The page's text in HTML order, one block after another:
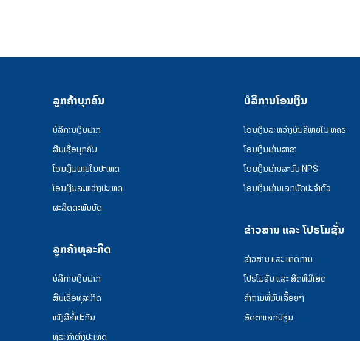
ລູກຄ້າບຸກຄົນ
ບໍລິການເງິນຝາກ
ສີນເຊື່ອບຸກຄົນ
ໂອນເງິນພາຍໃນປະເທດ
ໂອນເງິນລະຫວ່າງປະເທດ
ຜະລິດຕະພັນບັດ
ລູກຄ້າທຸລະກິດ
ບໍລິການເງິນຝາກ
ສຶນເຊື່ອທຸລະກິດ
ໜັງສືຄໍ້າປະກັນ
ທຸລະກຳຕ່າງປະເທດ
ບໍລິການໂອນເງິນ
ໂອນເງິນລະຫວ່າງບັນຊີພາຍໃນ ທຄຮ
ໂອນເງິນຜ່ານສາຂາ
ໂອນເງິນຜ່ານລະບົບ NPS
ໂອນເງິນຜ່ານເລກບັດປະຈຳຕົວ
ຂ່າວສານ ແລະ ໂປຣໂມຊັ່ນ
ຂ່າວສານ ແລະ ເຫດການ
ໂປຣໂມຊັ່ນ ແລະ ສິດທິພິເສດ
ຄໍາຖາມທີ່ພົບເລື້ອຍໆ
ອັດຕາແລກປ່ຽນ